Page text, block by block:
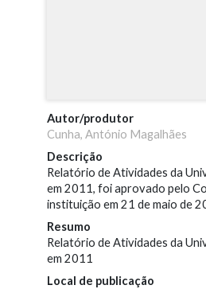
Autor/produtor
Cunha, António Magalhães
Descrição
Relatório de Atividades da
em 2011, foi aprovado pelo
instituição em 21 de maio de
Resumo
Relatório de Atividades da
em 2011
Local de publicação